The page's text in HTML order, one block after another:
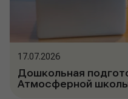
17.07.2026
Дошкольная
Атмосферной